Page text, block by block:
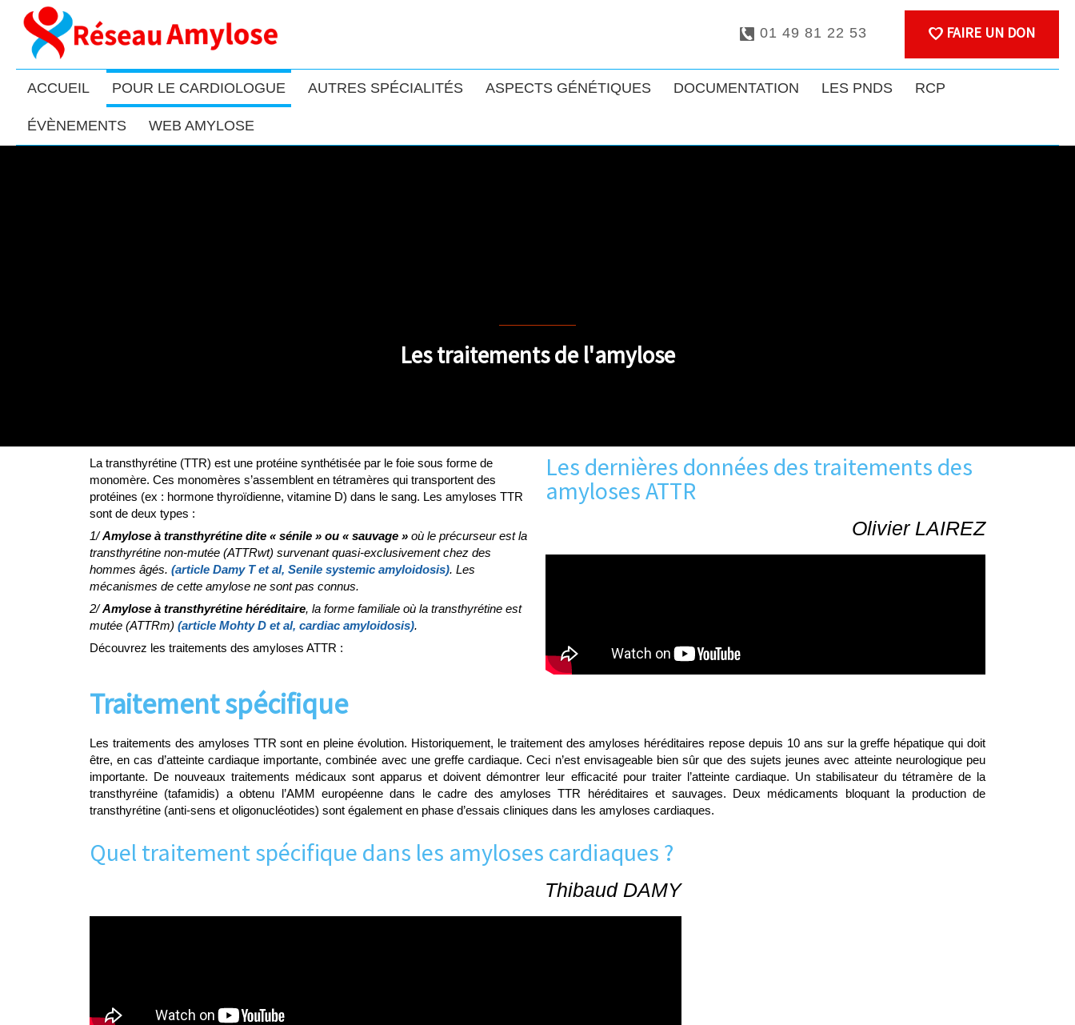
FAIRE UN DON
01 49 81 22 53
ACCUEIL POUR LE CARDIOLOGUE AUTRES SPÉCIALITÉS ASPECTS GÉNÉTIQUES DOCUMENTATION LES PNDS RCP
ÉVÈNEMENTS WEB AMYLOSE
Les traitements de l'amylose
La transthyrétine (TTR) est une protéine synthétisée par le foie sous forme de
monomère. Ces monomères s’assemblent en tétramères qui transportent des
protéines (ex : hormone thyroïdienne, vitamine D) dans le sang. Les amyloses TTR
sont de deux types :
1/Amylose à transthyrétine dite « sénile » ou « sauvage » où le précurseur est la
transthyrétine non-mutée (ATTRwt) survenant quasi-exclusivement chez des
hommes âgés. (article Damy T et al, Senile systemic amyloidosis). Les
mécanismes de cette amylose ne sont pas connus.
2/Amylose à transthyrétine héréditaire, la forme familiale où la transthyrétine est
mutée (ATTRm) (article Mohty D et al, cardiac amyloidosis).
Découvrez les traitements des amyloses ATTR :
Les dernières données des traitements des
amyloses ATTR
Olivier LAIREZ
Traitement spécifique
Les traitements des amyloses TTR sont en pleine évolution. Historiquement, le traitement des amyloses héréditaires repose depuis 10 ans sur la greffe hépatique qui doit
être, en cas d’atteinte cardiaque importante, combinée avec une greffe cardiaque. Ceci n’est envisageable bien sûr que des sujets jeunes avec atteinte neurologique peu
importante. De nouveaux traitements médicaux sont apparus et doivent démontrer leur efficacité pour traiter l’atteinte cardiaque. Un stabilisateur du tétramère de la
transthyréine (tafamidis) a obtenu l’AMM européenne dans le cadre des amyloses TTR héréditaires et sauvages. Deux médicaments bloquant la production de
transthyrétine (anti-sens et oligonucléotides) sont également en phase d’essais cliniques dans les amyloses cardiaques.
Quel traitement spécifique dans les amyloses cardiaques ?
Thibaud DAMY